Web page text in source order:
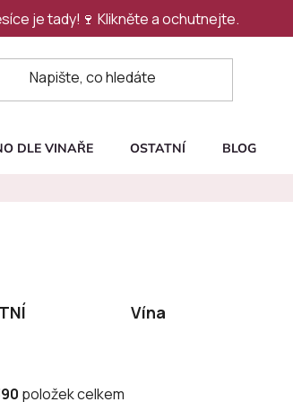
je tady!🍷 Klikněte a ochutnejte.
DLE VINAŘE OSTATNÍ BLOG
Vína
položek celkem